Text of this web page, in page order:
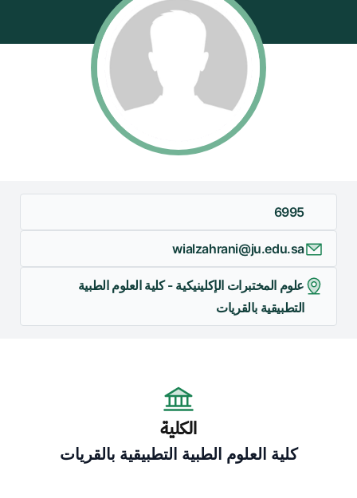
والتفاعل
المحتوى.
6995
wialzahrani@ju.edu.sa
علوم المختبرات الإكلينيكية - كلية العلوم الطبية
التطبيقية بالقريات
الكلية
كلية العلوم الطبية التطبيقية بالقريات